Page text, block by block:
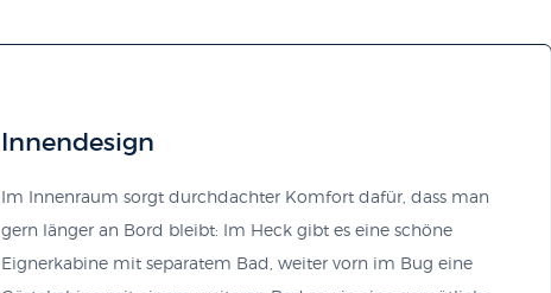
Innendesign
Im Innenraum sorgt durchdachter Komfort dafür, dass man
gern länger an Bord bleibt: Im Heck gibt es eine schöne
Eignerkabine mit separatem Bad, weiter vorn im Bug eine